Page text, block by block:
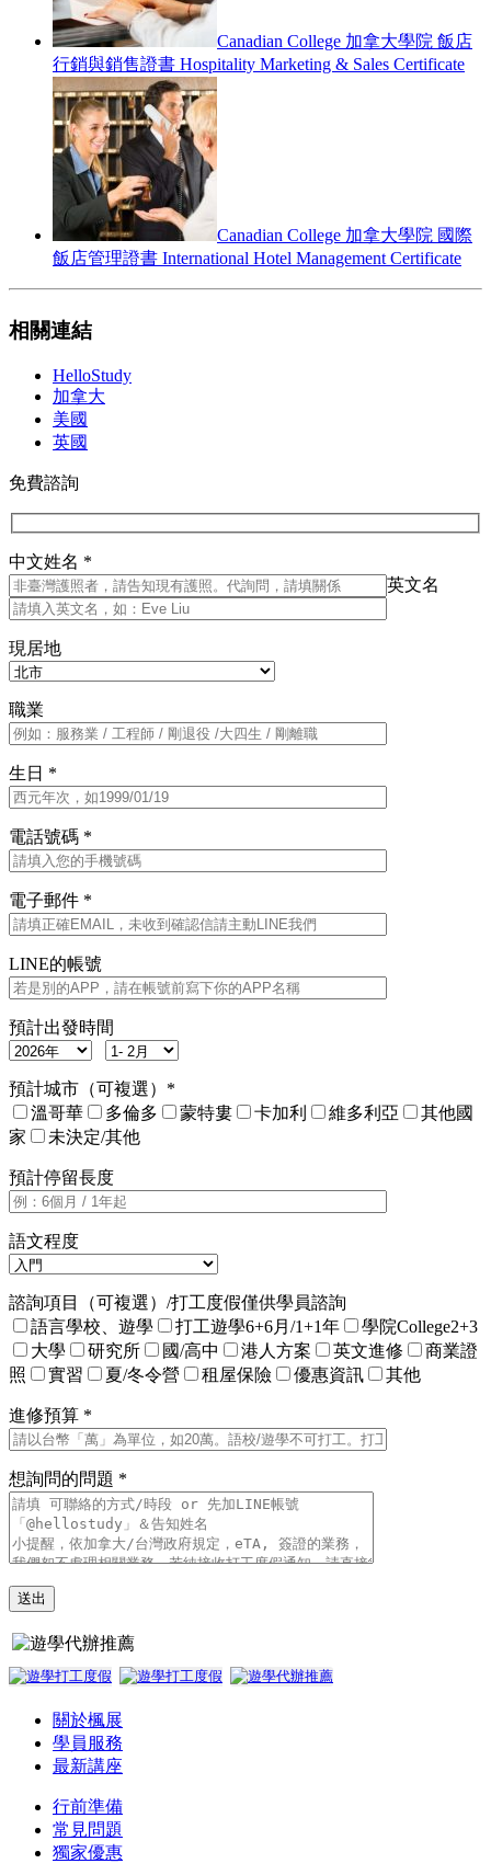
Canadian College 加拿大學院 飯店
行銷與銷售證書 Hospitality Marketing & Sales Certificate
Canadian College 加拿大學院 國際
飯店管理證書 International Hotel Management Certificate
相關連結
HelloStudy
加拿大
美國
英國
免費諮詢
中文姓名 *
英文名
現居地
職業
生日 *
電話號碼 *
電子郵件 *
LINE的帳號
預計出發時間
預計城市（可複選）*
溫哥華
多倫多 蒙特婁 卡加利 維多利亞
其他國
家
未決定/其他
預計停留長度
語文程度
諮詢項目（可複選）/打工度假僅供學員諮詢
語言學校、遊學
打工遊學6+6月/1+1年
學院College2+3
大學
研究所 國/高中 港人方案 英文進修
商業證
照
實習 夏/冬令營 租屋保險 優惠資訊 其他
進修預算 *
想詢問的問題 *
關於楓展
學員服務
最新講座
行前準備
常見問題
獨家優惠